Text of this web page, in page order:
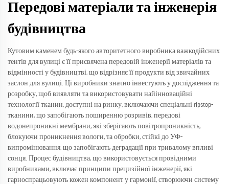
Передові матеріали та інженерія
будівництва
Кутовим каменем будь-якого авторитетного виробника важкодійсних
тентів для вулиці є її присвячена передовій інженерії матеріалів та
відмінності у будівництві, що відрізняє її продукти від звичайних
заслон для вулиці. Ці виробники значно інвестують у дослідження та
розробку, щоб виявляти та використовувати найінноваційні
технології тканин, доступні на ринку, включаючи спеціальні ripstop-
тканини, що запобігають поширенню розривів, передові
водонепроникні мембрани, які зберігають повітропроникність,
блокуючи проникнення вологи, та обробки, стійкі до УФ-
випромінювання, що запобігають деградації при тривалому впливі
сонця. Процес будівництва, що використовується провідними
виробниками, включає принципи прецизійної інженерії, які
гарноспрацьовують кожен компонент у гармонії, створюючи систему